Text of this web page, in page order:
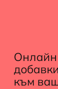
Онлайн
към